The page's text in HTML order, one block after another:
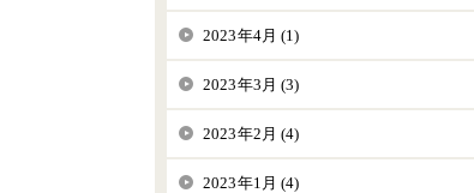
2023年4月 (1)
2023年3月 (3)
2023年2月 (4)
2023年1月 (4)